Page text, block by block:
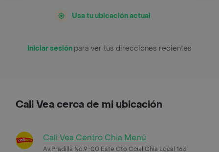
Usa tu ubicación actual
Iniciar sesión para ver tus direcciones recientes
Cali Vea cerca de mi ubicación
Cali Vea Centro Chia Menú
Av.Pradilla No.9-00 Este Cto.Ccial.Chia Local 163